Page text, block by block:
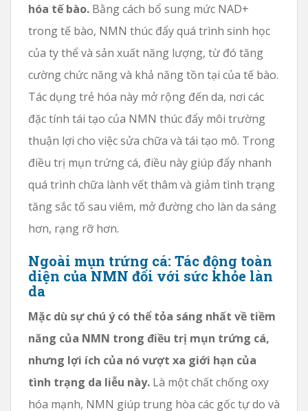
hóa tế bào. Bằng cách bổ sung mức NAD+
trong tế bào, NMN thúc đẩy quá trình sinh học
của ty thể và sản xuất năng lượng, từ đó tăng
cường chức năng và khả năng tồn tại của tế bào.
Tác dụng trẻ hóa này mở rộng đến da, nơi các
đặc tính tái tạo của NMN thúc đẩy môi trường
thuận lợi cho việc sửa chữa và tái tạo mô. Trong
điều trị mụn trứng cá, điều này giúp đẩy nhanh
quá trình chữa lành vết thâm và giảm tình trạng
tăng sắc tố sau viêm, mở đường cho làn da sáng
hơn, rạng rỡ hơn.
Ngoài mụn trứng cá: Tác động toàn
diện của NMN đối với sức khỏe làn
da
Mặc dù sự chú ý có thể tỏa sáng nhất về tiềm
năng của NMN trong điều trị mụn trứng cá,
nhưng lợi ích của nó vượt xa giới hạn của
tình trạng da liễu này. Là một chất chống oxy
hóa mạnh, NMN giúp trung hòa các gốc tự do và